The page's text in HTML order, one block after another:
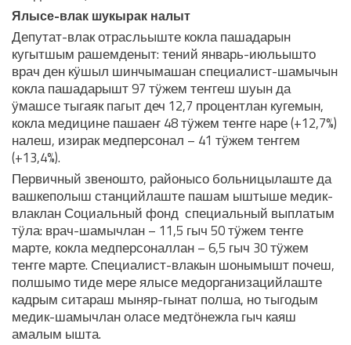
Ялысе-влак шукырак налыт
Депутат-влак отрасльыште кокла пашадарын
кугытшым рашемденыт: тений январь-июльышто
врач ден кӱшыл шинчымашан специалист-шамычын
кокла пашадарышт 97 тӱжем теҥгеш шуын да
ӱмашсе тыгаяк пагыт деч 12,7 процентлан кугемын,
кокла медицине пашаеҥ 48 тӱжем теҥге наре (+12,7%)
налеш, изирак медперсонал – 41 тӱжем теҥгем
(+13,4%).
Первичный звеношто, районысо больницылаште да
вашкеполыш станцийлаште пашам ыштыше медик-
влаклан Социальный фонд специальный выплатым
тӱла: врач-шамычлан – 11,5 гыч 50 тӱжем теҥге
марте, кокла медперсоналлан – 6,5 гыч 30 тӱжем
теҥге марте. Специалист-влакын шонымышт почеш,
полшымо тиде мере ялысе медорганизацийлаште
кадрым ситараш мыняр-гынат полша, но тыгодым
медик-шамычлан оласе медтӧнежла гыч каяш
амалым ышта.